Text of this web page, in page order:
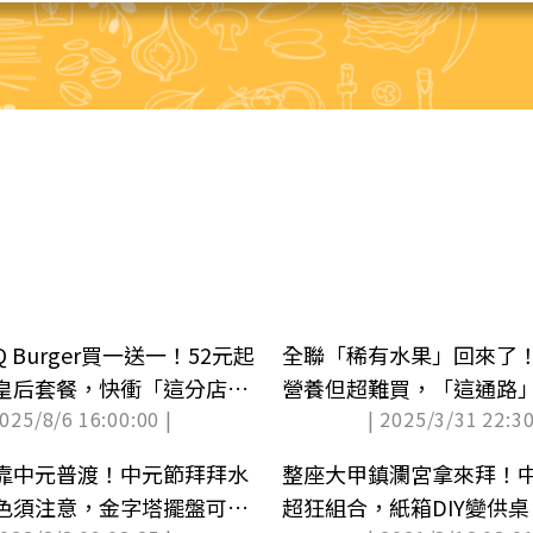
Burger買一送一！52元起
后套餐，快衝「這分店」
8/6 16:00:00 |
全聯「稀有水果」回來了
營養但超難買，「這通路
| 2025/3/31
中元普渡！中元節拜拜水
須注意，金字塔擺盤可招
整座大甲鎮瀾宮拿來拜！
超狂組合，紙箱DIY變供